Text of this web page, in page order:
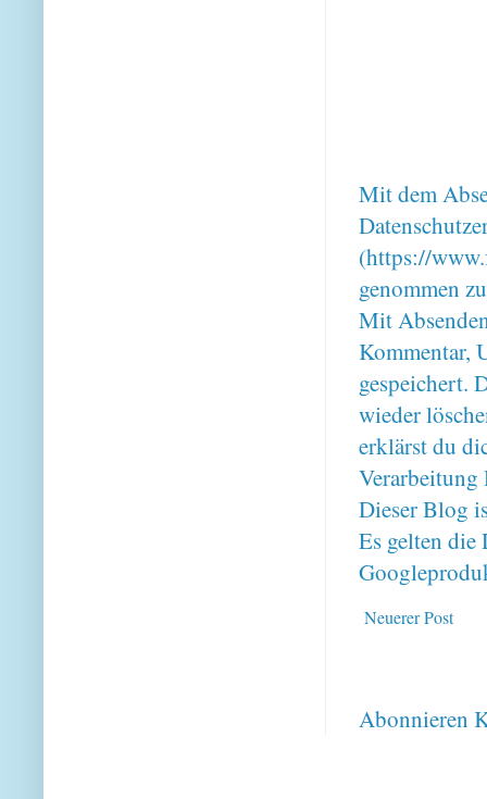
Mit dem
(https://
genommen
Mit
Kommentar,
gespeichert.
wieder
erklärst du
Verarbeitung
Dieser Blog
Es gelten
Neuerer Post
Abonnieren